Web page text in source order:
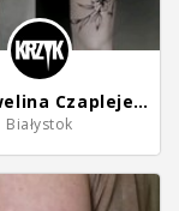
Krzyk Ewelina Czaplejewicz
Białystok